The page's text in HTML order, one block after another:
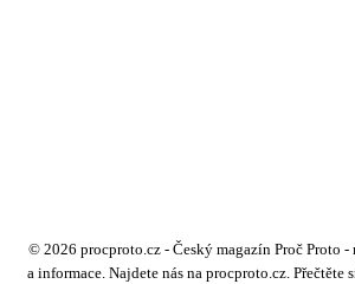
© 2026 procproto.cz - Český magazín Proč Proto
a informace. Najdete nás na procproto.cz. Přečtěte